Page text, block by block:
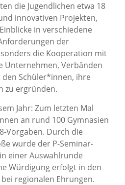
die Jugendlichen etwa 18
innovativen Projekten,
in verschiedene
der
die Kooperation mit
Unternehmen, Verbänden
Schüler*innen, ihre
zu ergründen.
Jahr: Zum letzten Mal
an rund 100 Gymnasien
Vorgaben. Durch die
wurde der P-Seminar-
einer Auswahlrunde
Würdigung erfolgt in den
regionalen Ehrungen.